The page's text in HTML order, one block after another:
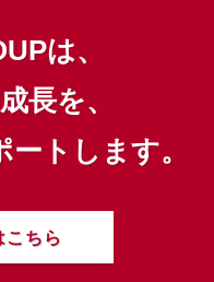
は、
長を、
トします。
こちら